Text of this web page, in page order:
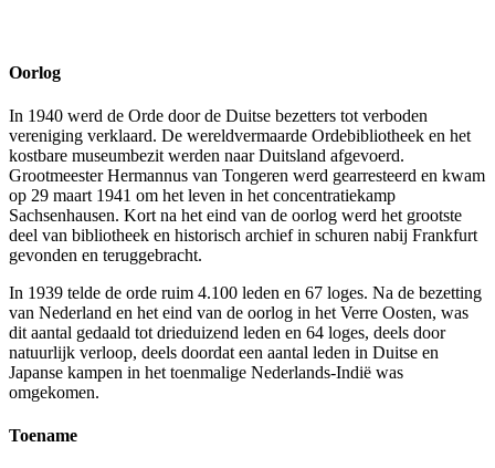
Oorlog
In 1940 werd de Orde door de Duitse bezetters tot verboden
vereniging verklaard. De wereldvermaarde Ordebibliotheek en het
kostbare museumbezit werden naar Duitsland afgevoerd.
Grootmeester Hermannus van Tongeren werd gearresteerd en kwam
op 29 maart 1941 om het leven in het concentratiekamp
Sachsenhausen. Kort na het eind van de oorlog werd het grootste
deel van bibliotheek en historisch archief in schuren nabij Frankfurt
gevonden en teruggebracht.
In 1939 telde de orde ruim 4.100 leden en 67 loges. Na de bezetting
van Nederland en het eind van de oorlog in het Verre Oosten, was
dit aantal gedaald tot drieduizend leden en 64 loges, deels door
natuurlijk verloop, deels doordat een aantal leden in Duitse en
Japanse kampen in het toenmalige Nederlands-Indië was
omgekomen.
Toename